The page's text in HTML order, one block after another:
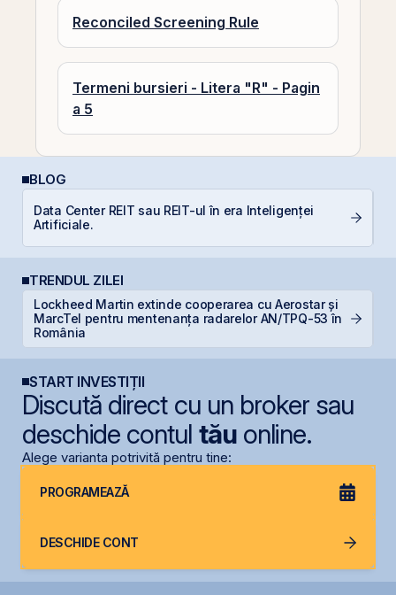
Reconciled Screening Rule
Termeni bursieri - Litera "R" - Pagin
a 5
BLOG
Data Center REIT sau REIT-ul în era Inteligenței
Artificiale.
TRENDUL ZILEI
Lockheed Martin extinde cooperarea cu Aerostar și
MarcTel pentru mentenanța radarelor AN/TPQ-53 în
România
START INVESTIȚII
Discută direct cu un broker sau
deschide contul tăuonline.
Alege varianta potrivită pentru tine:
PROGRAMEAZĂ
DESCHIDE CONT